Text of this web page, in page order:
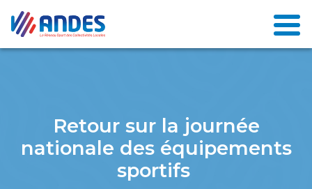
Retour sur la journée
nationale des équipements
sportifs